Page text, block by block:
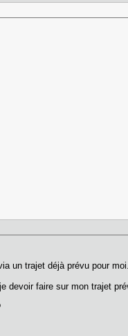
un trajet déjà prévu pour moi.
devoir faire sur mon trajet